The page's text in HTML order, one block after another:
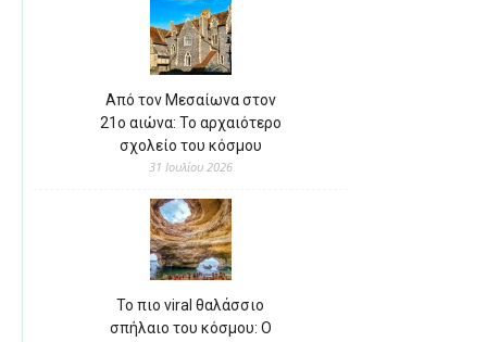
Από τον Μεσαίωνα στον
21ο αιώνα: Το αρχαιότερο
σχολείο του κόσμου
31 Ιουλίου 2026
Το πιο viral θαλάσσιο
σπήλαιο του κόσμου: Ο